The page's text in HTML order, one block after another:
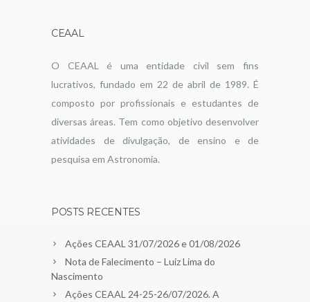
CEAAL
O CEAAL é uma entidade civil sem fins
lucrativos, fundado em 22 de abril de 1989. É
composto por profissionais e estudantes de
diversas áreas. Tem como objetivo desenvolver
atividades de divulgação, de ensino e de
pesquisa em Astronomia.
POSTS RECENTES
Ações CEAAL 31/07/2026 e 01/08/2026
Nota de Falecimento – Luiz Lima do
Nascimento
Ações CEAAL 24-25-26/07/2026. A